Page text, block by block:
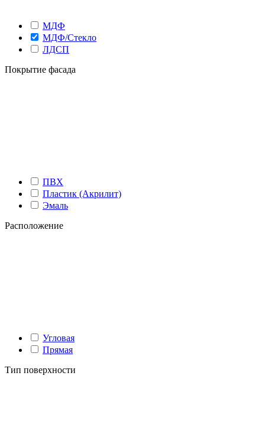
МДФ
МДФ/Стекло
ЛДСП
Покрытие фасада
ПВХ
Пластик (Акрилит)
Эмаль
Расположение
Угловая
Прямая
Тип поверхности